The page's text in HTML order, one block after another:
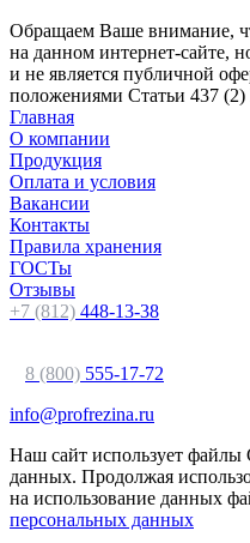
Обращаем Ваше внимание,
на данном интернет-сайте,
и не является публичной
положениями Статьи 437
Главная
О компании
Продукция
Оплата и условия
Вакансии
Контакты
Правила хранения
ГОСТы
Отзывы
+7 (812) 448-13-38
8 (800) 555-17-72
info@profrezina.ru
Наш сайт использует файлы
данных. Продолжая
на использование данных
персональных данных